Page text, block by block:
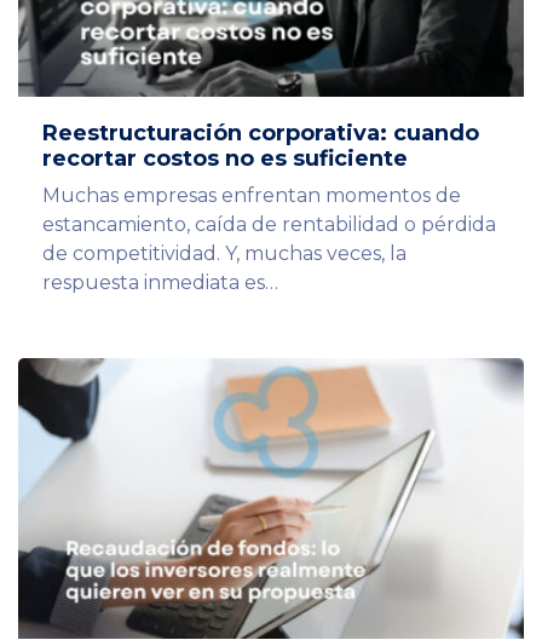
Reestructuración corporativa: cuando
recortar costos no es suficiente
Muchas empresas enfrentan momentos de
estancamiento, caída de rentabilidad o pérdida
de competitividad. Y, muchas veces, la
respuesta inmediata es…